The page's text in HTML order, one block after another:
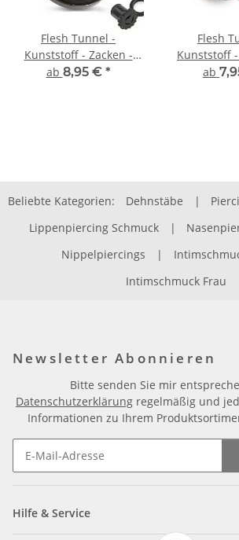
Flesh Tunnel -
Kunststoff - Zacken -
Herz
ab 8,95 € *
Flesh
Kunststoff
ab
Beliebte Kategorien: Dehnstäbe |
Lippenpiercing Schmuck
|
Nippelpiercings
|
Intimschmuck Frau
Newsletter Abonnieren
Bitte senden Sie mir
Datenschutzerklärung regelmäßig und
Informationen zu Ihrem
Hilfe & Service